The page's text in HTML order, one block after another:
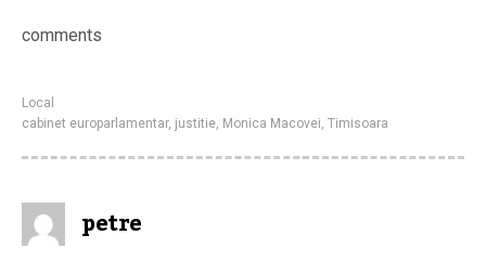
comments
Local
cabinet europarlamentar, justitie, Monica Macovei, Timisoara
petre